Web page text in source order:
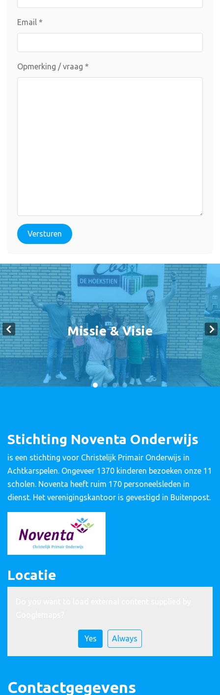
Email *
Opmerking / vraag *
Versturen
Missie & Visie
Stichting Noventa Onderwijs
is een stichting voor Christelijk Primair Onderwijs in
Achtkarspelen. Ongeveer 1370 kinderen bezoeken onze 11
scholen. Noventa heeft ruim 170 personeelsleden in
dienst. Het verenigingskantoor is gevestigd in Buitenpost.
Locatie
Yes Always
Contactgegevens